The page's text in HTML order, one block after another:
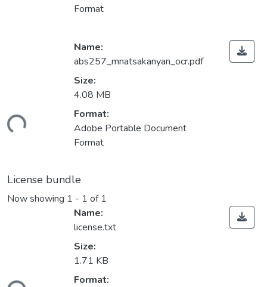
Format
Name:
abs257_mnatsakanyan_ocr.pdf
Size:
4.08 MB
Format:
Adobe Portable Document
Format
License bundle
Now showing 1 - 1 of 1
Name:
license.txt
Size:
1.71 KB
Format: